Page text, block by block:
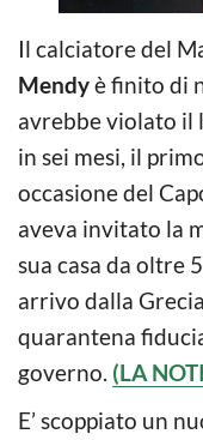
Il calciatore del
Mendyè finito di
avrebbe violato il
in sei mesi, il
occasione del
aveva invitato la
sua casa da oltre
arrivo dalla
quarantena
governo. (LA
E’ scoppiato un